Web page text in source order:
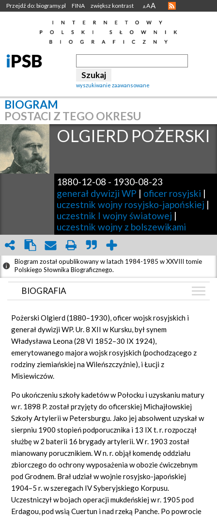
Przejdź do: biogramy.pl FINA zwiększ kontrast A AA
wyszukiwanie zaawansowane
BIOGRAM
POSTACI Z TEGO OKRESU
OLGIERD POŻERSKI
1880-12-08 - 1930-08-23
generał dywizji WP | oficer rosyjski |
uczestnik wojny rosyjsko-japońskiej |
uczestnik I wojny światowej |
uczestnik wojny z bolszewikami
Biogram został opublikowany w latach 1984-1985 w XXVIII tomie
Polskiego Słownika Biograficznego.
BIOGRAFIA
ZDJĘCIA (3)
GRAF POWIĄZAŃ
DYSKUSJA
Mapa
Pożerski Olgierd (1880–1930), oficer wojsk rosyjskich i
generał dywizji WP. Ur. 8 XII w Kursku, był synem
Władysława Leona (28 VI 1852–30 IX 1924),
emerytowanego majora wojsk rosyjskich (pochodzącego z
rodziny ziemiańskiej na Wileńszczyźnie), i Łucji z
Misiewiczów.
Po ukończeniu szkoły kadetów w Połocku i uzyskaniu matury
w r. 1898 P. został przyjęty do oficerskiej Michajłowskiej
Szkoły Artylerii w Petersburgu. Jako jej absolwent uzyskał w
sierpniu 1900 stopień podporucznika i 13 IX t. r. rozpoczął
służbę w 2 baterii 16 brygady artylerii. W r. 1903 został
mianowany porucznikiem. W n. r. objął komendę oddziału
zbiorczego do ochrony wyposażenia w obozie ćwiczebnym
pod Grodnem. Brał udział w wojnie rosyjsko-japońskiej
1904–5 r. w szeregach IV Syberyjskiego Korpusu.
Uczestniczył w bojach operacji mukdeńskiej w r. 1905 pod
Erdagou, pod wsią Cuertun i nad rzeką Panche. Po powrocie